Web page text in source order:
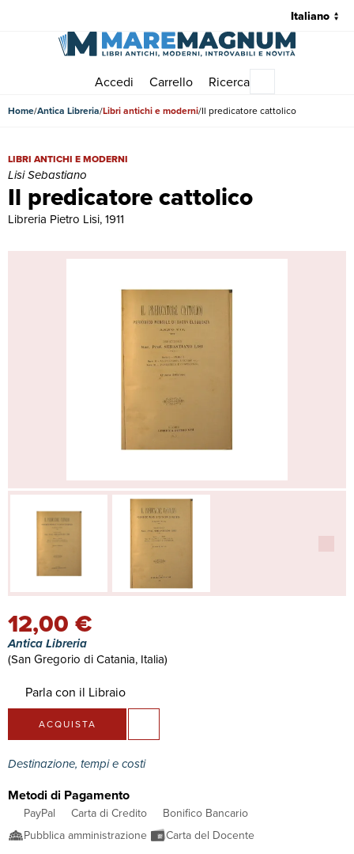
Accedi Carrello Ricerca
Home Antica Libreria Libri antichi e moderni Il predicatore cattolico
Il predicatore cattolico
Il predicatore cattolico | Libri antichi e moderni | Lisi Sebastiano
LIBRI ANTICHI E MODERNI
Lisi Sebastiano
Libreria Pietro Lisi, 1911
12,00 €
Antica Libreria
(San Gregorio di Catania, Italia)
Parla con il Libraio
ACQUISTA
Destinazione, tempi e costi
Metodi di Pagamento
PayPal Carta di Credito
Bonifico Bancario
Pubblica amministrazione
Carta del Docente